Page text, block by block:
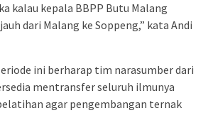
kalau kepala BBPP Butu Malang
dari Malang ke Soppeng,” kata Andi
ini berharap tim narasumber dari
mentransfer seluruh ilmunya
agar pengembangan ternak